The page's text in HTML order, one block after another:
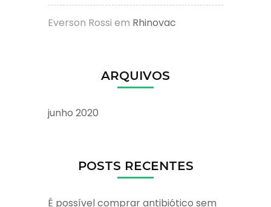
Everson Rossi em Rhinovac
ARQUIVOS
junho 2020
POSTS RECENTES
É possível comprar antibiótico sem